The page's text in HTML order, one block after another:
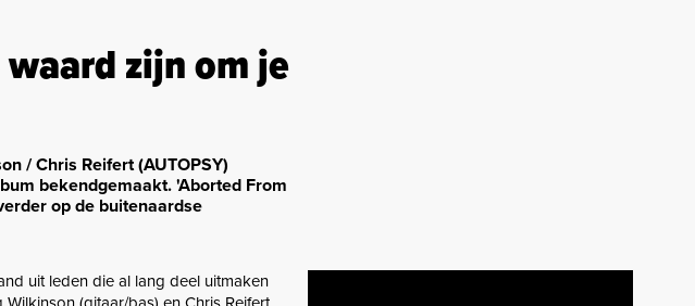
zijn om je
/ Chris Reifert (AUTOPSY)
bekendgemaakt. 'Aborted From
op de buitenaardse
uit leden die al lang deel uitmaken